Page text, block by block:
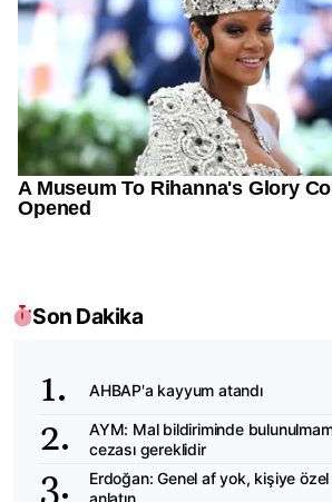
Son Dakika
AHBAP'a kayyum atandı
AYM: Mal bildiriminde
cezası gereklidir
Erdoğan: Genel af yok, kişiye
anlatın